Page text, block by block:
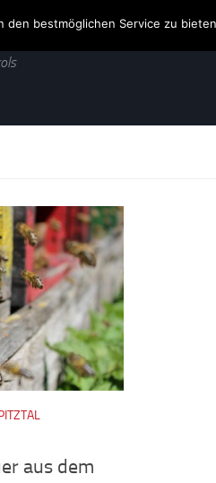
aus dem
den bestmöglichen Service zu